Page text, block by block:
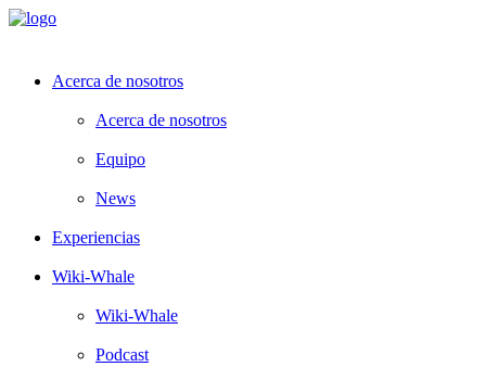
Acerca de nosotros
Acerca de nosotros
Equipo
News
Experiencias
Wiki-Whale
Wiki-Whale
Podcast